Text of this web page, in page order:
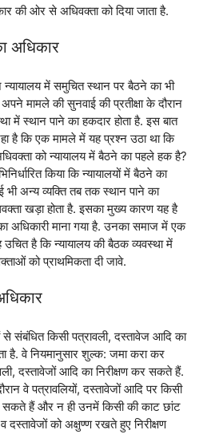
की ओर से अधिवक्ता को दिया जाता है.
अधिकार
न्यायालय में समुचित स्थान पर बैठने का भी
मामले की सुनवाई की प्रतीक्षा के दौरान
में स्थान पाने का हकदार होता है. इस बात
है कि एक मामले में यह प्रश्न उठा था कि
को न्यायालय में बैठने का पहले हक है?
किया कि न्यायालयों में बैठने का
भी अन्य व्यक्ति तब तक स्थान पाने का
खड़ा होता है. इसका मुख्य कारण यह है
अधिकारी माना गया है. उनका समाज में एक
उचित है कि न्यायालय की बैठक व्यवस्था में
को प्राथमिकता दी जावे.
संबंधित किसी पत्रावली, दस्तावेज आदि का
है. वे नियमानुसार शुल्क: जमा करा कर
दस्तावेजों आदि का निरीक्षण कर सकते हैं.
वे पत्रावलियों, दस्तावेजों आदि पर किसी
सकते हैं और न ही उनमें किसी की काट छांट
को अक्षुण्ण रखते हुए निरीक्षण